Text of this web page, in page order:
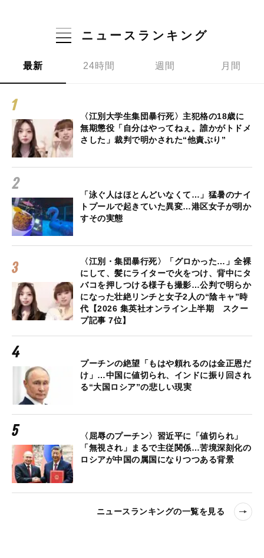
ニュースランキング
最新 24時間 週間 月間
〈江別大学生集団暴行死〉主犯格の18歳に
無期懲役「自分はやってねぇ。誰かがトドメ
さした」裁判で明かされた“他責ぶり”
「泳ぐ人はほとんどいなくて…」猛暑のナイ
トプールで起きていた異変…港区女子が明か
すその実態
〈江別・集団暴行死〉「グロかった…」全裸
にして、髪にライターで火をつけ、背中にタ
バコを押しつける様子も撮影…公判で明らか
になった壮絶リンチと女子2人の“陰キャ”時
代【2026 集英社オンライン上半期 スクー
プ記事 7位】
プーチンの絶望「もはや頼れるのは金正恩だ
け」…中国に値切られ、インドに振り回され
る“大国ロシア”の悲しい現実
〈屈辱のプーチン〉習近平に「値切られ」
「無視され」まるで主従関係…苦境深刻化の
ロシアが中国の属国になりつつある背景
ニュースランキングの一覧を見る